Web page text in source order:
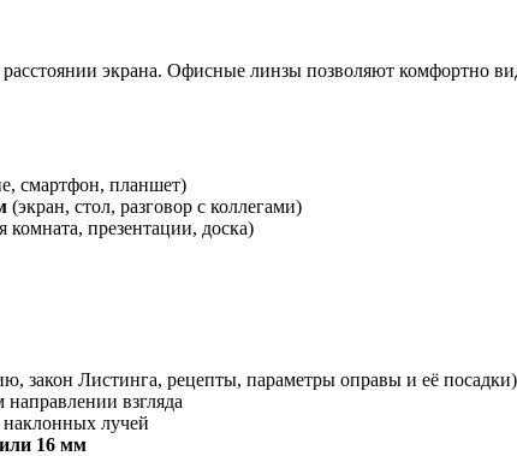
расстоянии экрана. Офисные линзы позволяют комфортно
смартфон, планшет)
(экран, стол, разговор с коллегами)
комната, презентации, доска)
закон Листинга, рецепты, параметры оправы и её посадки)
взгляда
лучей
16 мм